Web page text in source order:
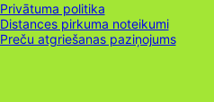
Privātuma politika
Distances pirkuma noteikumi
Preču atgriešanas paziņojums